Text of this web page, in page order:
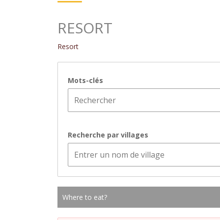
RESORT
Resort
Mots-clés
Recherche par villages
Where to eat?